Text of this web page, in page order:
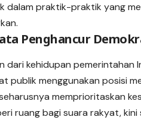
dalam praktik-praktik yang
Penghancur
dari kehidupan pemerintahan
publik menggunakan posisi
memprioritaskan
ruang bagi suara rakyat,